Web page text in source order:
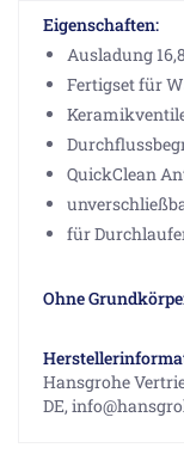
Eigenschaften:
Ausladung
Fertigset für
QuickClean
für
Ohne
Hansgrohe
DE,